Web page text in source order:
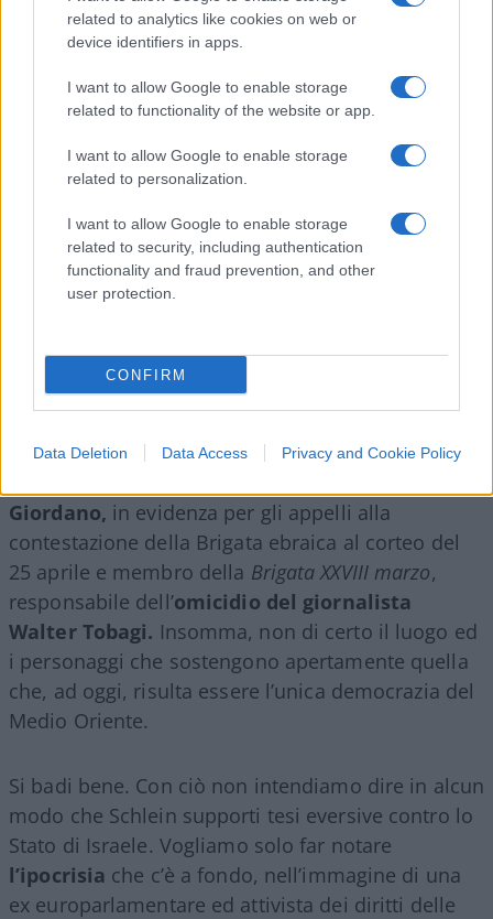
related to analytics like cookies on web or
device identifiers in apps.
I want to allow Google to enable storage
related to functionality of the website or app.
I want to allow Google to enable storage
related to personalization.
I want to allow Google to enable storage
related to security, including authentication
functionality and fraud prevention, and other
user protection.
CONFIRM
Data Deletion Data Access Privacy and Cookie Policy
orientata a destra”. E ci mancava pure l’attacco
contro i quotidiani liberali e conservatori, i quali
rischiano di condividere notizie “che puzzano di
sessismo, antisemitismoe
omobilesbotransfobia”. Della risposta,
ovviamente, non c’è traccia. Così come per le
Anche qui, ci sono alcune novità. Nel 2018, Elly
Palestinesi d’Europa (protagonisti delle
manifestazioni contro Israele a Milano nel 2017),
intitolata: “Gerusalemme, capitale della Palestina”.
Giordano, in evidenza per gli appelli alla
contestazione della Brigata ebraica al corteo del
25 aprile e membro della Brigata XXVIII marzo,
responsabile dell’omicidio del giornalista
Walter Tobagi. Insomma, non di certo il luogo ed
i personaggi che sostengono apertamente quella
che, ad oggi, risulta essere l’unica democrazia del
Medio Oriente.
Si badi bene. Con ciò non intendiamo dire in alcun
modo che Schlein supporti tesi eversive contro lo
Stato di Israele. Vogliamo solo far notare
l’ipocrisia che c’è a fondo, nell’immagine di una
ex europarlamentare ed attivista dei diritti delle